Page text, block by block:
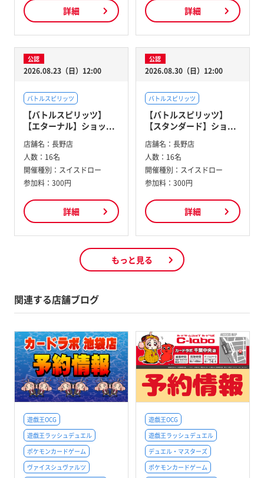
詳細 詳細
公認
2026.08.23（日）12:00
バトルスピリッツ
【バトルスピリッツ】
【エターナル】ショッ...
店舗名： 長野店
人数： 16名
開催種別： スイスドロー
参加料： 300円
詳細
公認
2026.08.30（日）12:00
バトルスピリッツ
【バトルスピリッツ】
【スタンダード】ショ...
店舗名： 長野店
人数： 16名
開催種別： スイスドロー
参加料： 300円
詳細
もっと見る
関連する店舗ブログ
遊戯王OCG
遊戯王ラッシュデュエル
ポケモンカードゲーム
ヴァイスシュヴァルツ
遊戯王OCG
遊戯王ラッシュデュエル
デュエル・マスターズ
ポケモンカードゲーム